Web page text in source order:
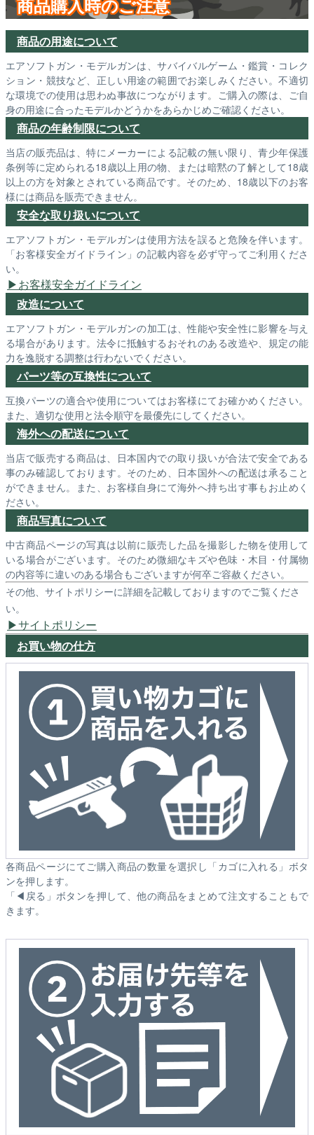
商品の用途について
エアソフトガン・モデルガンは、サバイバルゲーム・鑑賞・コレク
ション・競技など、正しい用途の範囲でお楽しみください。不適切
な環境での使用は思わぬ事故につながります。ご購入の際は、ご自
身の用途に合ったモデルかどうかをあらかじめご確認ください。
商品の年齢制限について
当店の販売品は、特にメーカーによる記載の無い限り、青少年保護
条例等に定められる18歳以上用の物、または暗黙の了解として18歳
以上の方を対象とされている商品です。そのため、18歳以下のお客
様には商品を販売できません。
安全な取り扱いについて
エアソフトガン・モデルガンは使用方法を誤ると危険を伴います。
「お客様安全ガイドライン」の記載内容を必ず守ってご利用くださ
い。
お客様安全ガイドライン
改造について
エアソフトガン・モデルガンの加工は、性能や安全性に影響を与え
る場合があります。法令に抵触するおそれのある改造や、規定の能
力を逸脱する調整は行わないでください。
パーツ等の互換性について
互換パーツの適合や使用についてはお客様にてお確かめください。
また、適切な使用と法令順守を最優先にしてください。
海外への配送について
当店で販売する商品は、日本国内での取り扱いが合法で安全である
事のみ確認しております。そのため、日本国外への配送は承ること
ができません。また、お客様自身にて海外へ持ち出す事もお止めく
ださい。
商品写真について
中古商品ページの写真は以前に販売した品を撮影した物を使用して
いる場合がございます。そのため微細なキズや色味・木目・付属物
の内容等に違いのある場合もございますが何卒ご容赦ください。
その他、サイトポリシーに詳細を記載しておりますのでご覧くださ
い。
サイトポリシー
お買い物の仕方
各商品ページにてご購入商品の数量を選択し「カゴに入れる」ボタ
ンを押します。
「◀戻る」ボタンを押して、他の商品をまとめて注文することもで
きます。